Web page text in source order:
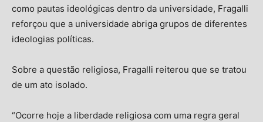
como pautas ideológicas dentro da universidade, Fragalli
reforçou que a universidade abriga grupos de diferentes
ideologias políticas.
Sobre a questão religiosa, Fragalli reiterou que se tratou
de um ato isolado.
“Ocorre hoje a liberdade religiosa com uma regra geral